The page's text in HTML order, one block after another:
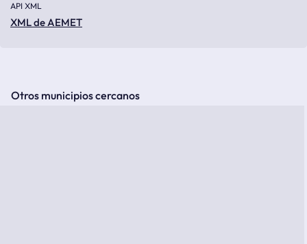
API XML
XML de AEMET
Otros municipios cercanos